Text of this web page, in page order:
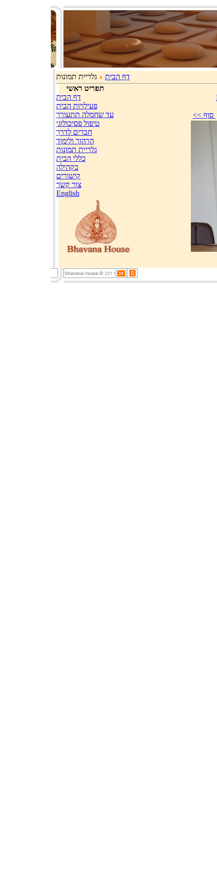
דף הבית
גלריית תמונות
תפריט ראשי
דף הבית
פעילויות הבית
עד שחמלה תתעורר
טיפול פסיכולוגי
חברים לדרך
הרהור ולימוד
גלריית תמונות
כללי הבית
בקהילה
קישורים
צור קשר
English